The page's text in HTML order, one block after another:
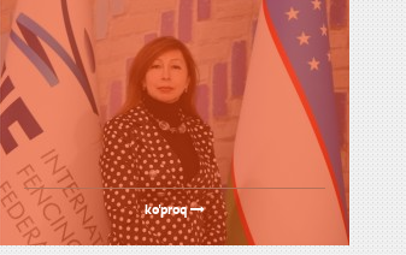
ko'proq